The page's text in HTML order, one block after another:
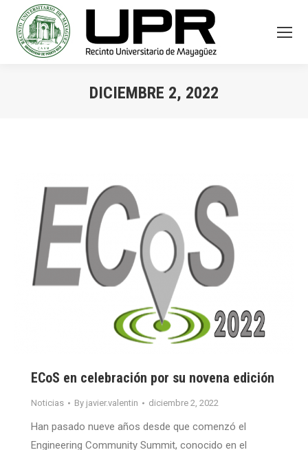
DICIEMBRE 2, 2022
ECoS en celebración por su novena edición
Noticias By javier.valentin diciembre 2, 2022
Han pasado nueve años desde que comenzó el
Engineering Community Summit, conocido en el